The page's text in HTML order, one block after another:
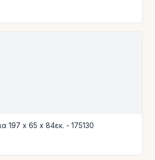
197 x 65 x 84εκ. - 175130